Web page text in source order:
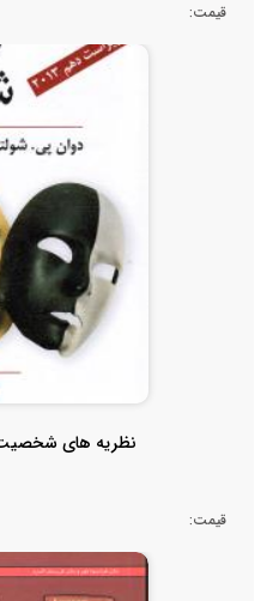
قیمت:
نظریه های
قیمت: